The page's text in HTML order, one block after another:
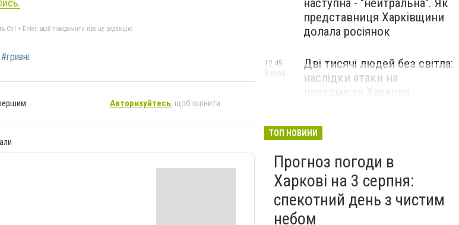
Ctrl + Enter, щоб повідомити про це редакцію
#гривні
Авторизуйтесь, щоб оцінити
наступна - "нейтральна". Як
представниця Харківщини
долала росіянок
Дві тисячі людей без світла:
наслідки атаки на
передмістя Харкова
12:45
Вчора
ТОП НОВИНИ
Прогноз погоди в
Харкові на 3 серпня:
спекотний день з чистим
небом